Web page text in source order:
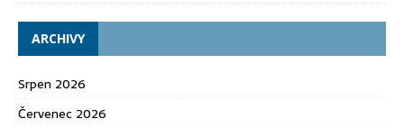
ARCHIVY
Srpen 2026
Červenec 2026